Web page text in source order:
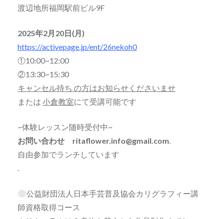
渡辺地所福岡駅前ビル9F
2025年2月20日(月)
https://activepage.jp/ent/26nekoh0
①10:00~12:00
②13:30~15:30
キャンセル待ち の方はお知らせくださいませ
または 小倉教室にて受講可能です
~体験レッスン随時受付中~
お問い合わせ ritaflower.info@gmail.com.
自由参加でランチしています
.
公益財団法人日本手芸普及協会カリグラフィー講
師資格取得コース